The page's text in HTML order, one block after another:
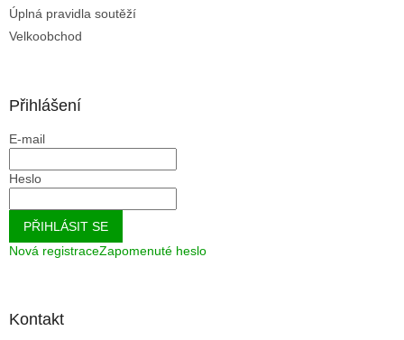
Úplná pravidla soutěží
Velkoobchod
Přihlášení
E-mail
Heslo
PŘIHLÁSIT SE
Nová registraceZapomenuté heslo
Kontakt